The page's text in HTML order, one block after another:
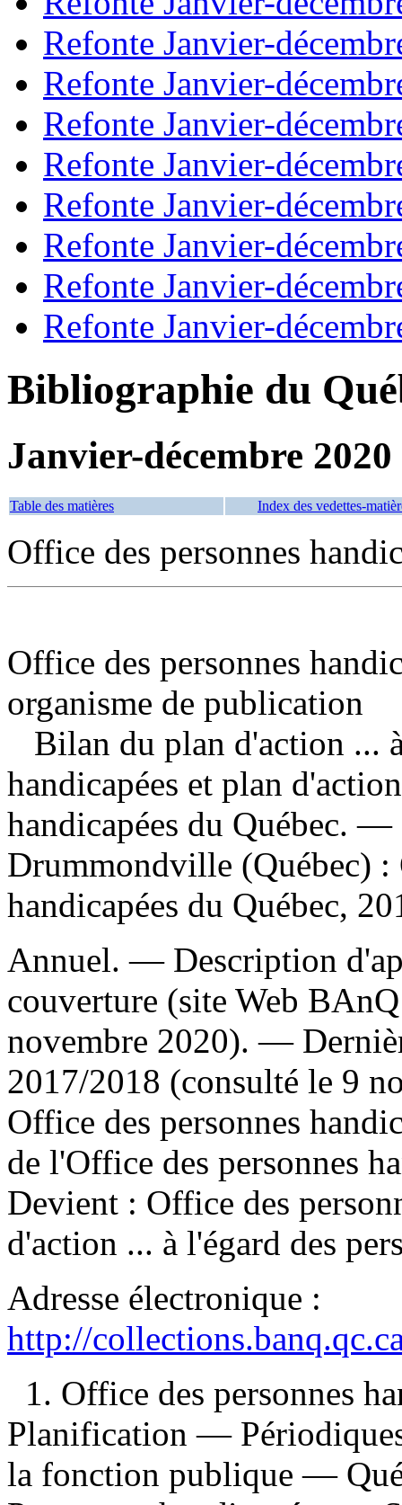
Refonte Janvier-
Refonte Janvier-
Refonte Janvier-
Refonte Janvier-
Refonte Janvier-
Refonte Janvier-
Refonte Janvier-
Refonte Janvier-
Bibliographie du
Janvier-décembre 2020
Table des matières Index des vedettes-
Office des personnes
Office des personnes
organisme de publication
Bilan du plan d'action ...
handicapées et plan
handicapées du Québec. —
Drummondville (Québec) :
handicapées du Québec,
Annuel. — Description
couverture (site Web
novembre 2020). —
2017/2018 (consulté le 9
Office des personnes
de l'Office des personnes
Devient : Office des
d'action ... à l'égard des
Adresse électronique :
http://
1. Office des personnes
Planification — Périodiques
la fonction publique —